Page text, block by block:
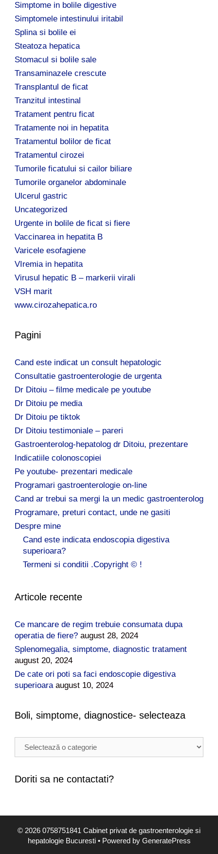
Simptome in bolile digestive
Simptomele intestinului iritabil
Splina si bolile ei
Steatoza hepatica
Stomacul si bolile sale
Transaminazele crescute
Transplantul de ficat
Tranzitul intestinal
Tratament pentru ficat
Tratamente noi in hepatita
Tratamentul bolilor de ficat
Tratamentul cirozei
Tumorile ficatului si cailor biliare
Tumorile organelor abdominale
Ulcerul gastric
Uncategorized
Urgente in bolile de ficat si fiere
Vaccinarea in hepatita B
Varicele esofagiene
VIremia in hepatita
Virusul hepatic B – markerii virali
VSH marit
www.cirozahepatica.ro
Pagini
Cand este indicat un consult hepatologic
Consultatie gastroenterologie de urgenta
Dr Ditoiu – filme medicale pe youtube
Dr Ditoiu pe media
Dr Ditoiu pe tiktok
Dr Ditoiu testimoniale – pareri
Gastroenterolog-hepatolog dr Ditoiu, prezentare
Indicatiile colonoscopiei
Pe youtube- prezentari medicale
Programari gastroenterologie on-line
Cand ar trebui sa mergi la un medic gastroenterolog
Programare, preturi contact, unde ne gasiti
Despre mine
Cand este indicata endoscopia digestiva
superioara?
Termeni si conditii .Copyright © !
Articole recente
Ce mancare de regim trebuie consumata dupa
operatia de fiere? august 28, 2024
Splenomegalia, simptome, diagnostic tratament
august 20, 2024
De cate ori poti sa faci endoscopie digestiva
superioara august 10, 2024
Boli, simptome, diagnostice- selecteaza
i
p
Doriti sa ne contactati?
© 2026 0758751841 Cabinet privat de gastroenterologie si
hepatologie Bucuresti• Powered by GeneratePress